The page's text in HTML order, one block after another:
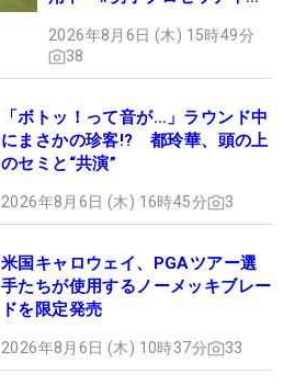
2026年8月6日 (木) 15時49分
38
「ボトッ！って音が…」ラウンド中
にまさかの珍客!? 都玲華、頭の上
のセミと“共演”
2026年8月6日 (木) 16時45分 3
米国キャロウェイ、PGAツアー選
手たちが使用するノーメッキブレー
ドを限定発売
2026年8月6日 (木) 10時37分 33